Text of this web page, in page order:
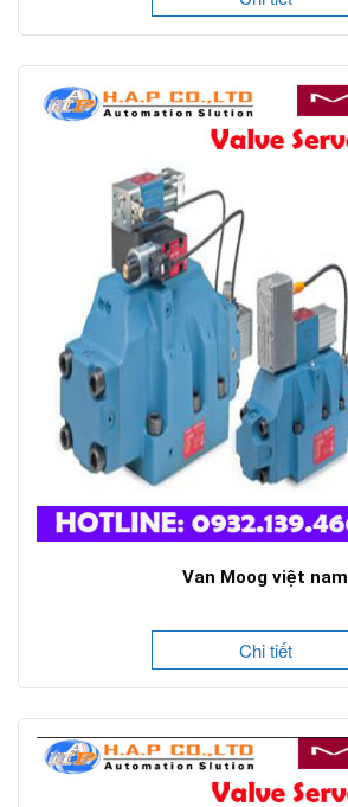
Van Moog việt nam
Chi tiết